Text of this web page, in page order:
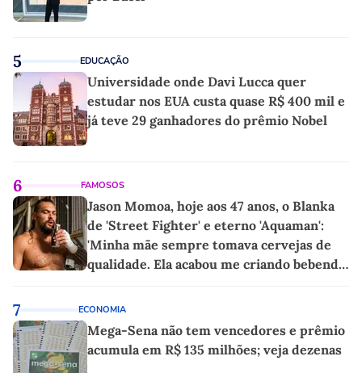
5 EDUCAÇÃO
Universidade onde Davi Lucca quer
estudar nos EUA custa quase R$ 400 mil e
já teve 29 ganhadores do prêmio Nobel
6 FAMOSOS
Jason Momoa, hoje aos 47 anos, o Blanka
de 'Street Fighter' e eterno 'Aquaman':
'Minha mãe sempre tomava cervejas de
qualidade. Ela acabou me criando bebendo
7 ECONOMIA
Mega-Sena não tem vencedores e prêmio
acumula em R$ 135 milhões; veja dezenas